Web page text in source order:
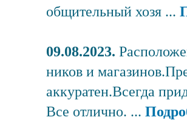
общительный хозя ...
09.08.2023.
ников и
аккуратен.Всегда
Все отлично. ...